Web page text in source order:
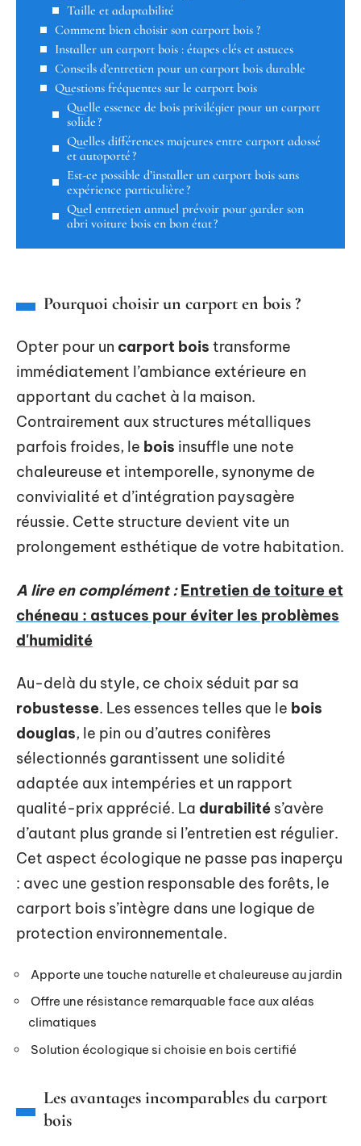
Taille et adaptabilité
Comment bien choisir son carport bois ?
Installer un carport bois : étapes clés et astuces
Conseils d’entretien pour un carport bois durable
Questions fréquentes sur le carport bois
Quelle essence de bois privilégier pour un carport
solide ?
Quelles différences majeures entre carport adossé
et autoporté ?
Est-ce possible d’installer un carport bois sans
expérience particulière ?
Quel entretien annuel prévoir pour garder son
abri voiture bois en bon état ?
Pourquoi choisir un carport en bois ?
Opter pour un carport bois transforme
immédiatement l’ambiance extérieure en
apportant du cachet à la maison.
Contrairement aux structures métalliques
parfois froides, le bois insuffle une note
chaleureuse et intemporelle, synonyme de
convivialité et d’intégration paysagère
réussie. Cette structure devient vite un
prolongement esthétique de votre habitation.
A lire en complément : Entretien de toiture et
chéneau : astuces pour éviter les problèmes
d'humidité
Au-delà du style, ce choix séduit par sa
robustesse. Les essences telles que le bois
douglas, le pin ou d’autres conifères
sélectionnés garantissent une solidité
adaptée aux intempéries et un rapport
qualité-prix apprécié. La durabilité s’avère
d’autant plus grande si l’entretien est régulier.
Cet aspect écologique ne passe pas inaperçu
: avec une gestion responsable des forêts, le
carport bois s’intègre dans une logique de
protection environnementale.
Apporte une touche naturelle et chaleureuse au jardin
Offre une résistance remarquable face aux aléas
climatiques
Solution écologique si choisie en bois certifié
Les avantages incomparables du carport
bois